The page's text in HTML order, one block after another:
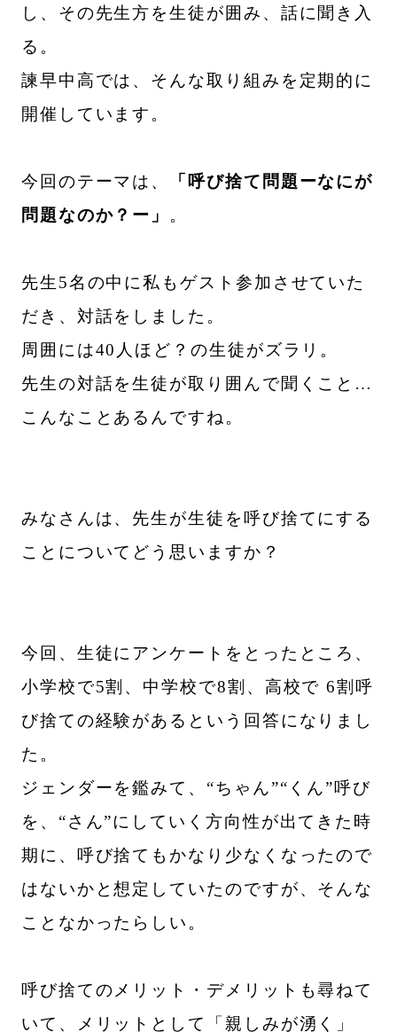
し、その先生方を生徒が囲み、話に聞き入
る。
諫早中高では、そんな取り組みを定期的に
開催しています。
今回のテーマは、
「呼び捨て問題ーなにが
問題なのか？ー」 。
先生5名の中に私もゲスト参加させていた
だき、対話をしました。
周囲には40人ほど？の生徒がズラリ。
先生の対話を生徒が取り囲んで聞くこと…
こんなことあるんですね。
みなさんは、先生が生徒を呼び捨てにする
ことについてどう思いますか？
今回、生徒にアンケートをとったところ、
小学校で5割、中学校で8割、高校で 6割呼
び捨ての経験があるという回答になりまし
た。
ジェンダーを鑑みて、“ちゃん”“くん”呼び
を、“さん”にしていく方向性が出てきた時
期に、呼び捨てもかなり少なくなったので
はないかと想定していたのですが、そんな
ことなかったらしい。
呼び捨てのメリット・デメリットも尋ねて
いて、メリットとして「親しみが湧く」